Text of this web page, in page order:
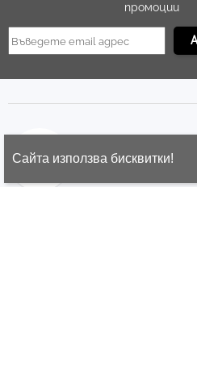
промоции
Подготовка до 1
Сайта използва бисквитки!